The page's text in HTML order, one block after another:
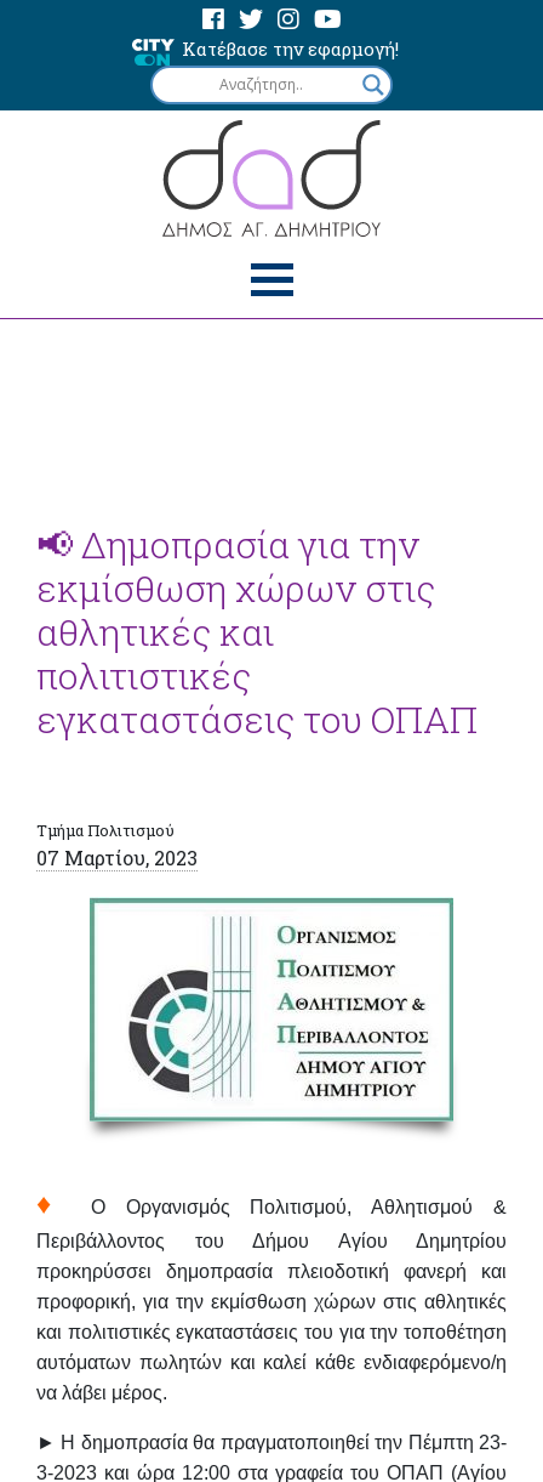
Κατέβασε την εφαρμογή!
📢 Δημοπρασία για την
εκμίσθωση χώρων στις
αθλητικές και
πολιτιστικές
εγκαταστάσεις του ΟΠΑΠ
Τμήμα Πολιτισμού
07 Μαρτίου, 2023
♦
Ο Οργανισμός Πολιτισμού, Αθλητισμού &
Περιβάλλοντος του Δήμου Αγίου Δημητρίου
προκηρύσσει δημοπρασία πλειοδοτική φανερή και
προφορική, για την εκμίσθωση χώρων στις αθλητικές
και πολιτιστικές εγκαταστάσεις του για την τοποθέτηση
αυτόματων πωλητών και καλεί κάθε ενδιαφερόμενο/η
να λάβει μέρος.
► Η δημοπρασία θα πραγματοποιηθεί την Πέμπτη 23-
3-2023 και ώρα 12:00 στα γραφεία του ΟΠΑΠ (Αγίου